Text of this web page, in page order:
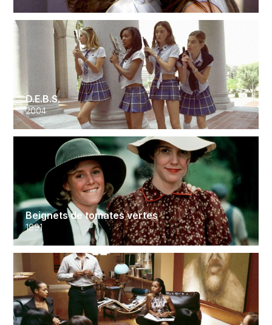
D.E.B.S.
2004
Beignets de tomates vertes
1991